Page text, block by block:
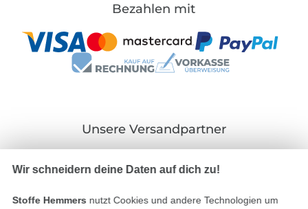
Bezahlen mit
Unsere Versandpartner
Wir schneidern deine Daten auf dich zu!
Stoffe Hemmers nutzt Cookies und andere Technologien um